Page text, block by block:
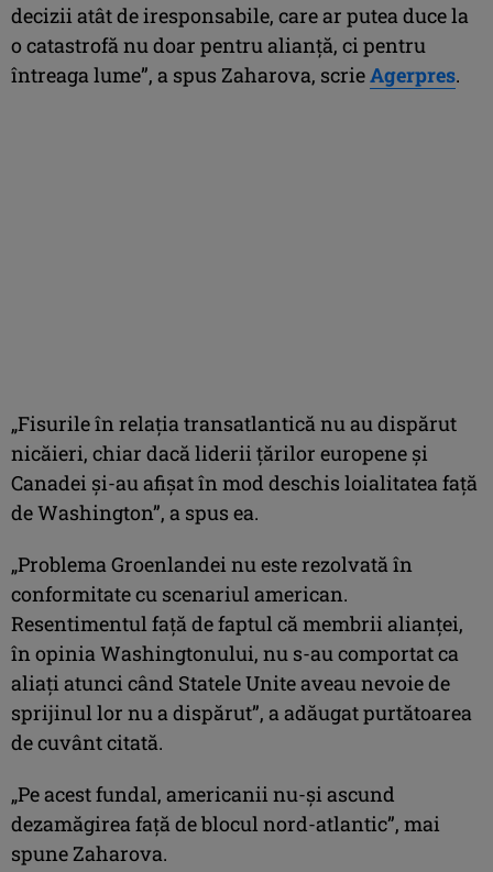
decizii atât de iresponsabile, care ar putea duce la
o catastrofă nu doar pentru alianţă, ci pentru
întreaga lume”, a spus Zaharova, scrieAgerpres.
„Fisurile în relaţia transatlantică nu au dispărut
nicăieri, chiar dacă liderii ţărilor europene şi
Canadei şi-au afişat în mod deschis loialitatea faţă
de Washington”, a spus ea.
„Problema Groenlandei nu este rezolvată în
conformitate cu scenariul american.
Resentimentul faţă de faptul că membrii alianţei,
în opinia Washingtonului, nu s-au comportat ca
aliaţi atunci când Statele Unite aveau nevoie de
sprijinul lor nu a dispărut”, a adăugat purtătoarea
de cuvânt citată.
„Pe acest fundal, americanii nu-şi ascund
dezamăgirea faţă de blocul nord-atlantic”, mai
spune Zaharova.